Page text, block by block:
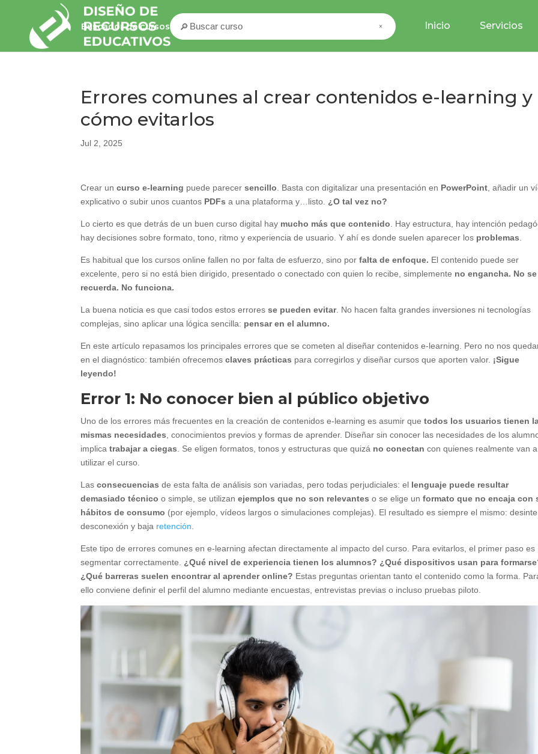
Buscador de cursos 🔎 × Inicio Servicios
Errores comunes al crear contenidos e-learning y
cómo evitarlos
Jul 2, 2025
Crear un curso e-learning puede parecersencillo . Basta con digitalizar una presentación en PowerPoint , añadir un
explicativo o subir unos cuantos PDFs a una plataforma y…listo. ¿O tal vez no?
Lo cierto es que detrás de un buen curso digital hay mucho más que contenido . Hay estructura, hay intención
hay decisiones sobre formato, tono, ritmo y experiencia de usuario. Y ahí es donde suelen aparecer los problemas
Es habitual que los cursos online fallen no por falta de esfuerzo, sino porfalta de enfoque. El contenido puede ser
excelente, pero si no está bien dirigido, presentado o conectado con quien lo recibe, simplemente no engancha. No se
recuerda. No funciona.
La buena noticia es que casi todos estos erroresse pueden evitar. No hacen falta grandes inversiones ni tecnologías
complejas, sino aplicar una lógica sencilla: pensar en el alumno.
En este artículo repasamos los principales errores que se cometen al diseñar contenidos e-learning. Pero no nos
en el diagnóstico: también ofrecemosclaves prácticas para corregirlos y diseñar cursos que aporten valor. ¡Sigue
leyendo!
Error 1: No conocer bien al público objetivo
Uno de los errores más frecuentes en la creación de contenidos e-learning es asumir que todos los usuarios tienen
mismas necesidades , conocimientos previos y formas de aprender. Diseñar sin conocer las necesidades de los
implicatrabajar a ciegas . Se eligen formatos, tonos y estructuras que quizá no conectan con quienes realmente van a
utilizar el curso.
Lasconsecuencias de esta falta de análisis son variadas, pero todas perjudiciales: el lenguaje puede resultar
demasiado técnico o simple, se utilizanejemplos que no son relevantes o se elige unformato que no encaja con
hábitos de consumo (por ejemplo, vídeos largos o simulaciones complejas). El resultado es siempre el mismo:
desconexión y baja retención
Este tipo de errores comunes en e-learning afectan directamente al impacto del curso. Para evitarlos, el primer paso es
segmentar correctamente.
¿Qué nivel de experiencia tienen los alumnos? ¿Qué dispositivos usan para
¿Qué barreras suelen encontrar al aprender online? Estas preguntas orientan tanto el contenido como la forma.
ello conviene definir el perfil del alumno mediante encuestas, entrevistas previas o incluso pruebas piloto.